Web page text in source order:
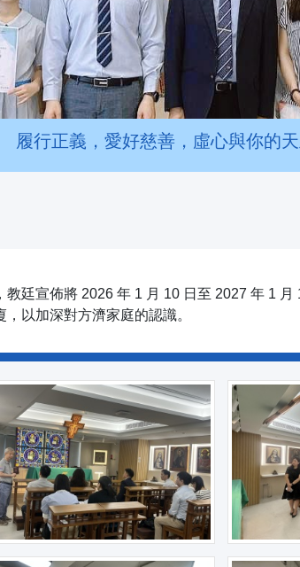
履行正義，愛好慈善，虛心與你的
廷宣佈將 2026 年 1 月 10 日至 2027 年 1
以加深對方濟家庭的認識。